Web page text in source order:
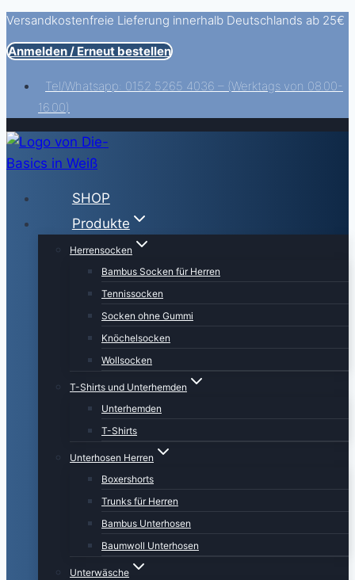
Zum
Inhalt
springen
Versandkostenfreie Lieferung innerhalb Deutschlands ab 25€
Anmelden / Erneut bestellen
Tel/Whatsapp: 0152 5265 4036 – (Werktags von 08.00-
16.00)
SHOP
Produkte
Herrensocken
Bambus Socken für Herren
Tennissocken
Socken ohne Gummi
Knöchelsocken
Wollsocken
T-Shirts und Unterhemden
Unterhemden
T-Shirts
Unterhosen Herren
Boxershorts
Trunks für Herren
Bambus Unterhosen
Baumwoll Unterhosen
Unterwäsche